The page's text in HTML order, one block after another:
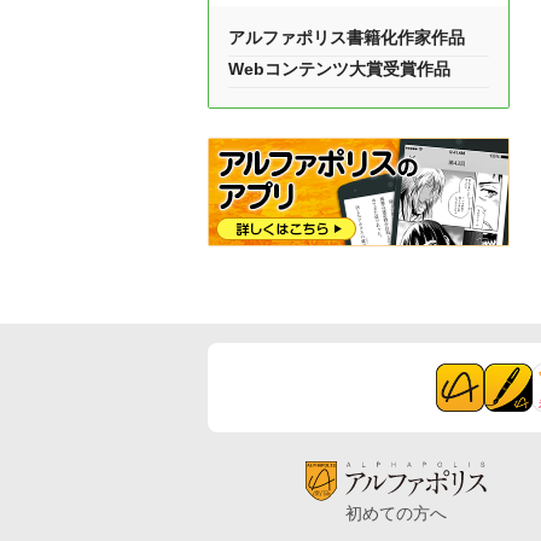
アルファポリス書籍化作家作品
Webコンテンツ大賞受賞作品
初めての方へ